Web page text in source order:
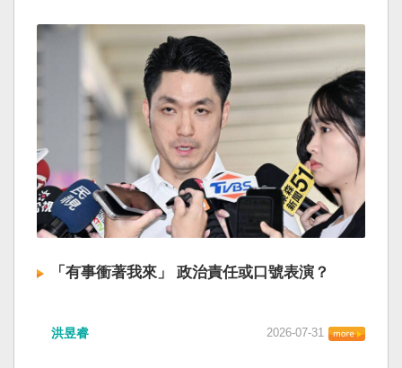
「有事衝著我來」 政治責任或口號表演？
洪昱睿 2026-07-31